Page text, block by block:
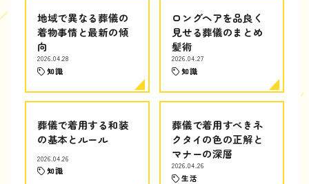
地域で異なる葬儀の
着物事情と最新の傾
向
2026.04.28
知識
ロングヘアを品良く
見せる葬儀のまとめ
髪術
2026.04.27
知識
葬儀で着用する和装
の基本とルール
2026.04.26
知識
葬儀で着用すべきネ
クタイの色の正解と
マナーの深層
2026.04.26
生活